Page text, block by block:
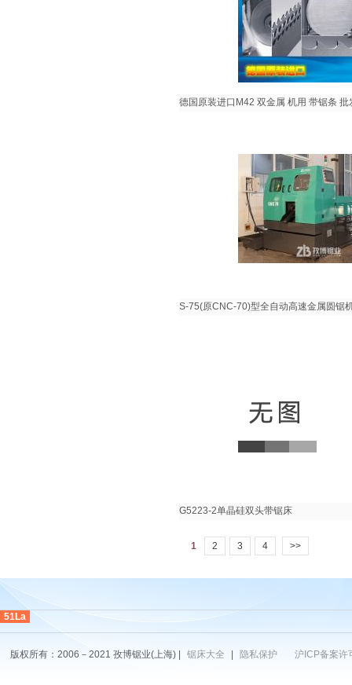
德国原装进口M42 双金属 机用 带锯条 批
S-75(原CNC-70)型全自动高速金属圆锯
G5223-2单晶硅双头带锯床
1 2 3 4 >>
51La
版权所有：2006－2021 孜博锯业(上海) | 锯床大全 隐私保护 沪ICP备案许